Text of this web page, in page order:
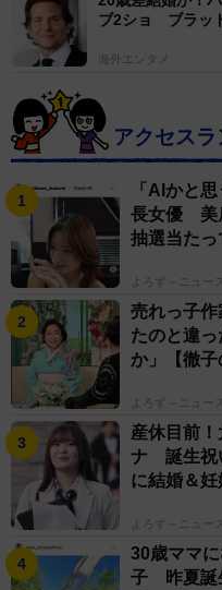
ブ2ショ ブラッ
海外エンタメ
アクセス
「AIかと
長女優 美
抽選当たっ
よろず～ニュー
売れっ子
たのと違
か」【徹子
よろず～ニュー
産休目前
ナ 誕生祝
に結婚＆妊
よろず～ニュー
30歳ママ
子 昨夏誕